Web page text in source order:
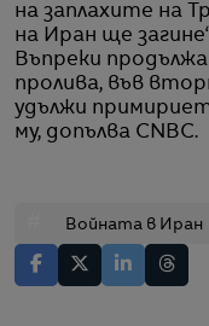
на заплахите на
на Иран ще
Въпреки
пролива, във
удължи
му, допълва CNBC.
Войната в Иран